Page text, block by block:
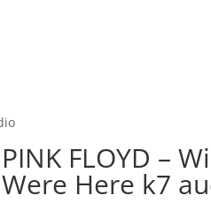
PINK FLOYD –
Were Here k7